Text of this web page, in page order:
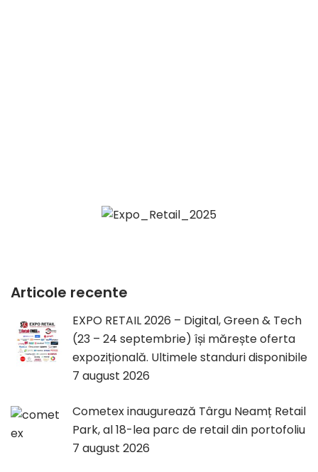
Articole recente
EXPO RETAIL 2026 – Digital, Green & Tech
(23 – 24 septembrie) își mărește oferta
expozițională. Ultimele standuri disponibile
7 august 2026
Cometex inaugurează Târgu Neamț Retail
Park, al 18-lea parc de retail din portofoliu
7 august 2026